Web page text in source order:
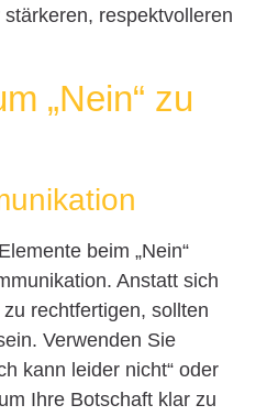
respektvolleren
„Nein“ zu
beim „Nein“
Anstatt sich
rechtfertigen, sollten
Verwenden Sie
kann leider nicht“ oder
Ihre Botschaft klar zu